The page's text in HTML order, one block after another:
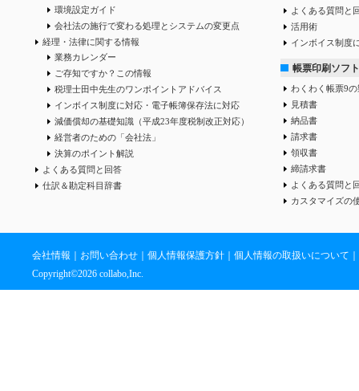
環境設定ガイド
会社法の施行で変わる処理とシステムの変更点
経理・法律に関する情報
業務カレンダー
ご存知ですか？この情報
税理士田中先生のワンポイントアドバイス
インボイス制度に対応・電子帳簿保存法に対応
減価償却の基礎知識（平成23年度税制改正対応）
経営者のための「会社法」
決算のポイント解説
よくある質問と回答
仕訳＆勘定科目辞書
よくある質問と
活用術
インボイス制度
帳票印刷ソフト
わくわく帳票9
見積書
納品書
請求書
領収書
締請求書
よくある質問と
カスタマイズの
会社情報 お問い合わせ 個人情報保護方針 個人情報の取扱いについて
Copyright©2026 collabo,Inc.